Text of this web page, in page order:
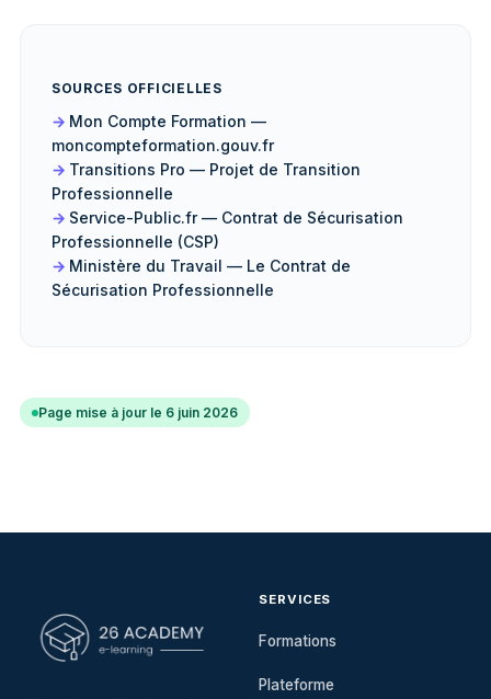
SOURCES OFFICIELLES
Mon Compte Formation —
moncompteformation.gouv.fr
Transitions Pro — Projet de Transition
Professionnelle
Service-Public.fr — Contrat de Sécurisation
Professionnelle (CSP)
Ministère du Travail — Le Contrat de
Sécurisation Professionnelle
Page mise à jour le 6 juin 2026
SERVICES
Formations
Plateforme